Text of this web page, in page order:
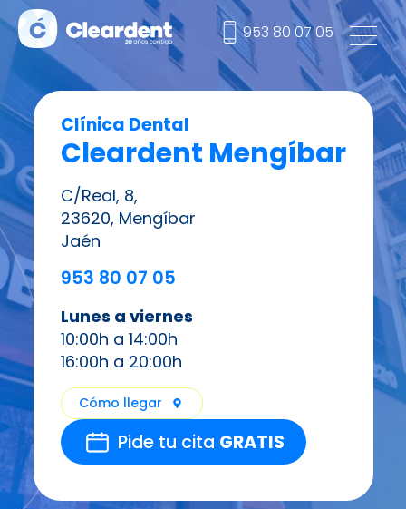
953 80 07 05
Clínica Dental
Cleardent Mengíbar
C/Real, 8,
23620, Mengíbar
Jaén
953 80 07 05
Lunes a viernes
10:00h a 14:00h
16:00h a 20:00h
Cómo llegar
Pide tu cita GRATIS